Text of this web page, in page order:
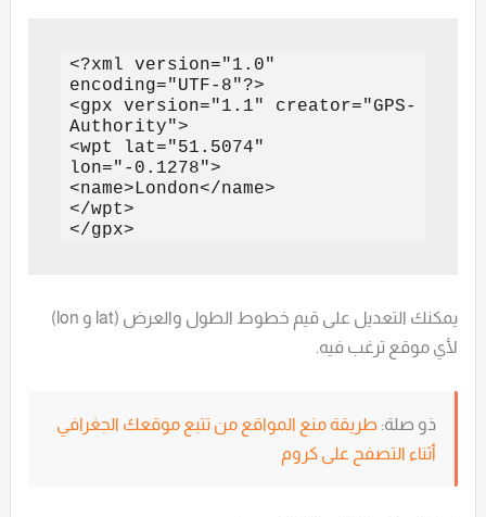
<?xml version="1.0"
encoding="UTF-8"?>
<gpx version="1.1" creator="GPS-
Authority">
<wpt lat="51.5074"
lon="-0.1278">
<name>London</name>
</wpt>
يمكنك التعديل على قيم خطوط الطول والعرض (lat و lon)
لأي موقع ترغب فيه.
ذو صلة: طريقة منع المواقع من تتبع موقعك الجغرافي
أثناء التصفح على كروم